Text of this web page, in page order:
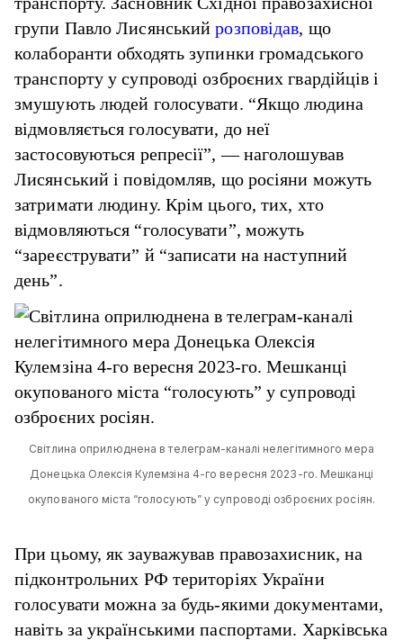
групи Павло Лисянськийрозповідав, що
колаборанти обходять зупинки громадського
транспорту у супроводі озброєних гвардійців і
змушують людей голосувати. “Якщо людина
відмовляється голосувати, до неї
застосовуються репресії”, — наголошував
Лисянський і повідомляв, що росіяни можуть
затримати людину. Крім цього, тих, хто
відмовляються “голосувати”, можуть
“зареєструвати” й “записати на наступний
день”.
Світлина оприлюднена в телеграм-каналі нелегітимного мера
Донецька Олексія Кулемзіна 4-го вересня 2023-го. Мешканці
окупованого міста “голосують” у супроводі озброєних росіян.
При цьому, як зауважував правозахисник, на
підконтрольних РФ територіях України
голосувати можна за будь-якими документами,
навіть за українськими паспортами. Харківська